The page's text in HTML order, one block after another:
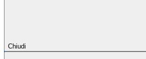
Chiudi